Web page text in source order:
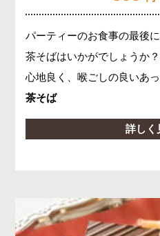
パーティーのお食事の最後
茶そばはいかがでしょうか
心地良く、喉ごしの良いあ
茶そば
詳しく